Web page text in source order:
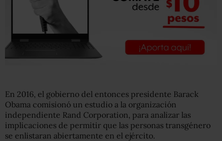
En 2016, el gobierno del entonces presidente Barack
Obama comisionó un estudio a la organización
independiente Rand Corporation, para analizar las
implicaciones de permitir que las personas transgénero
se enlistaran abiertamente en el ejército.